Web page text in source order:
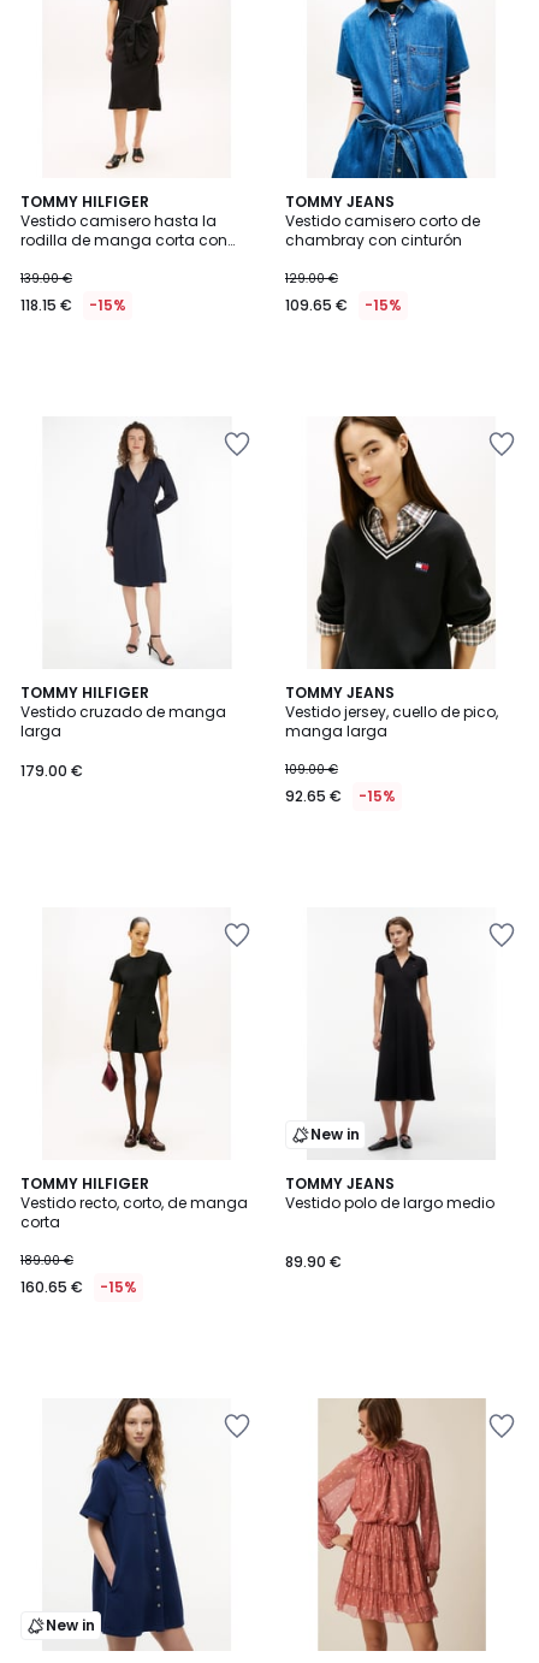
TOMMY HILFIGER
Vestido camisero hasta la
rodilla de manga corta con
139.00 €
118.15 € -15%
TOMMY JEANS
Vestido camisero corto de
chambray con cinturón
129.00 €
109.65 € -15%
TOMMY HILFIGER
Vestido cruzado de manga
larga
179.00 €
TOMMY JEANS
Vestido jersey, cuello de pico,
manga larga
109.00 €
92.65 € -15%
TOMMY HILFIGER
Vestido recto, corto, de manga
corta
189.00 €
160.65 € -15%
New in
TOMMY JEANS
Vestido polo de largo medio
89.90 €
New in